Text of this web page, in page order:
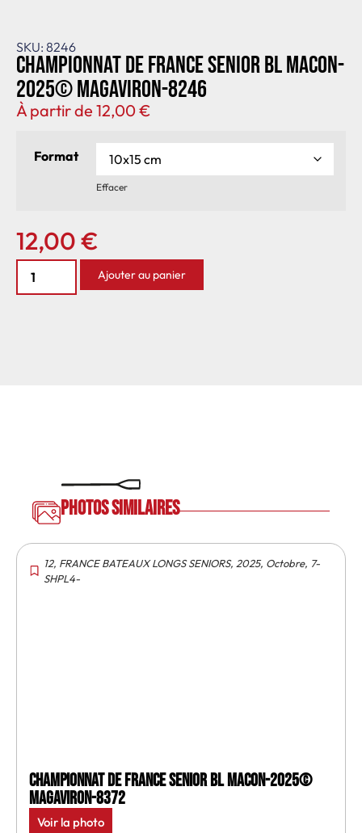
SKU: 8246
Championnat de France senior BL Macon-
2025© MagAviron-8246
À partir de 12,00€
Format
Effacer
12,00€
Ajouter au panier
Photos similaires
12, FRANCE BATEAUX LONGS SENIORS, 2025, Octobre, 7-
SHPL4-
Championnat de France senior BL Macon-2025©
MagAviron-8372
Voir la photo